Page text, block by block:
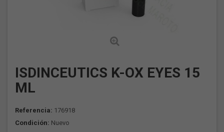
ISDINCEUTICS K-OX EYES 15
ML
Referencia: 176918
Condición: Nuevo